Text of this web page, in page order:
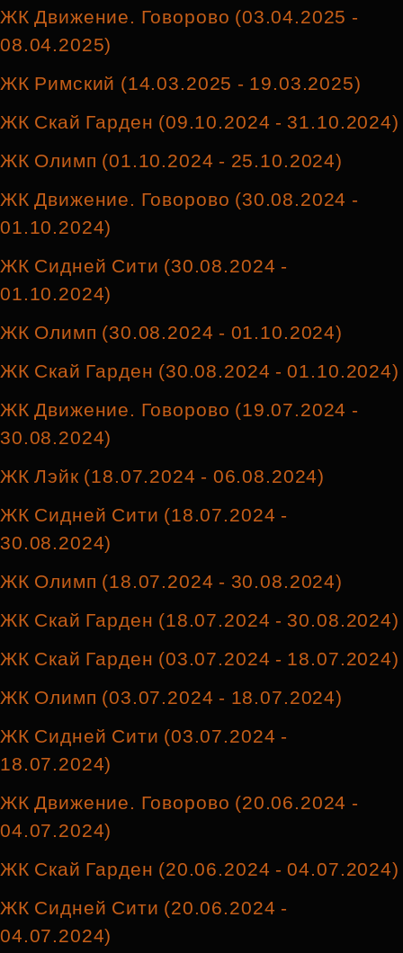
ЖК Движение. Говорово (03.04.2025 -
08.04.2025)
ЖК Римский (14.03.2025 - 19.03.2025)
ЖК Скай Гарден (09.10.2024 - 31.10.2024)
ЖК Олимп (01.10.2024 - 25.10.2024)
ЖК Движение. Говорово (30.08.2024 -
01.10.2024)
ЖК Сидней Сити (30.08.2024 -
01.10.2024)
ЖК Олимп (30.08.2024 - 01.10.2024)
ЖК Скай Гарден (30.08.2024 - 01.10.2024)
ЖК Движение. Говорово (19.07.2024 -
30.08.2024)
ЖК Лэйк (18.07.2024 - 06.08.2024)
ЖК Сидней Сити (18.07.2024 -
30.08.2024)
ЖК Олимп (18.07.2024 - 30.08.2024)
ЖК Скай Гарден (18.07.2024 - 30.08.2024)
ЖК Скай Гарден (03.07.2024 - 18.07.2024)
ЖК Олимп (03.07.2024 - 18.07.2024)
ЖК Сидней Сити (03.07.2024 -
18.07.2024)
ЖК Движение. Говорово (20.06.2024 -
04.07.2024)
ЖК Скай Гарден (20.06.2024 - 04.07.2024)
ЖК Сидней Сити (20.06.2024 -
04.07.2024)